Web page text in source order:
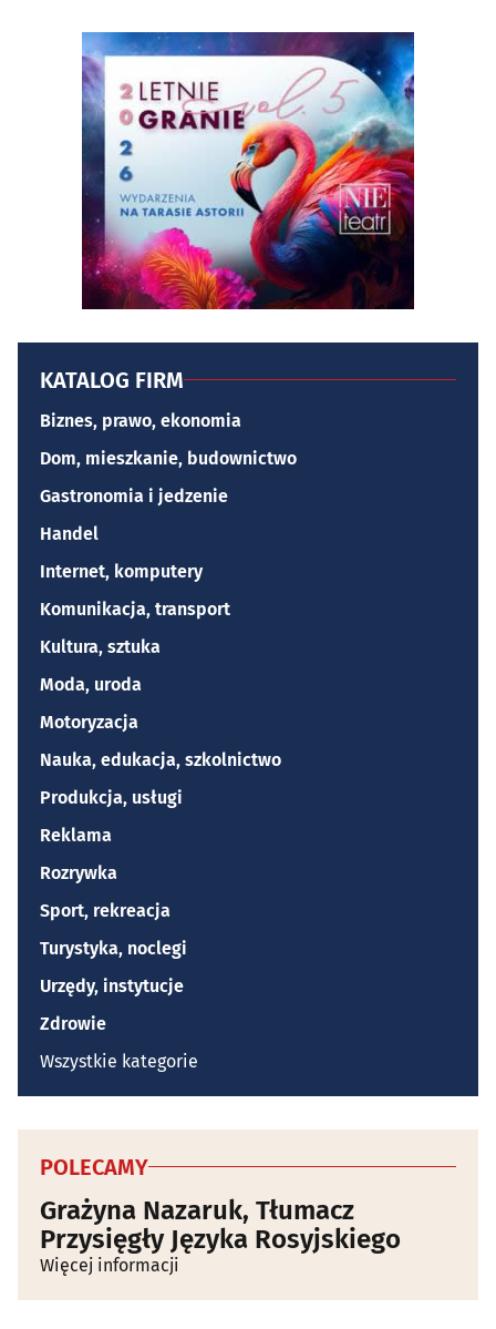
KATALOG FIRM
Biznes, prawo, ekonomia
Dom, mieszkanie, budownictwo
Gastronomia i jedzenie
Handel
Internet, komputery
Komunikacja, transport
Kultura, sztuka
Moda, uroda
Motoryzacja
Nauka, edukacja, szkolnictwo
Produkcja, usługi
Reklama
Rozrywka
Sport, rekreacja
Turystyka, noclegi
Urzędy, instytucje
Zdrowie
Wszystkie kategorie
POLECAMY
Grażyna Nazaruk, Tłumacz
Przysięgły Języka Rosyjskiego
Więcej informacji